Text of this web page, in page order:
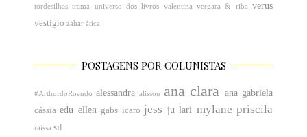
tordesilhas trama universo dos livros valentina vergara & riba verus
vestígio zahar ática
POSTAGENS POR COLUNISTAS
#ArthurdoRoendo alessandra alisson ana clara ana gabriela
cássia edu ellen gabs icaro jess ju lari mylane priscila
raíssa sil